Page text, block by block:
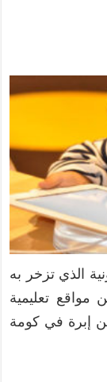
الذي تزخر به
مواقع تعليمية
إبرة في كومة